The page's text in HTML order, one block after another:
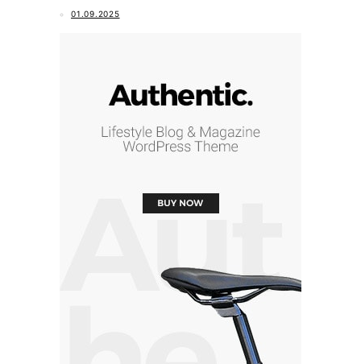
01.09.2025